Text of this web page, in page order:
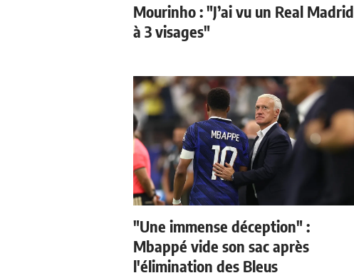
Mourinho : "J’ai vu un Real Madrid
à 3 visages"
"Une immense déception" :
Mbappé vide son sac après
l'élimination des Bleus